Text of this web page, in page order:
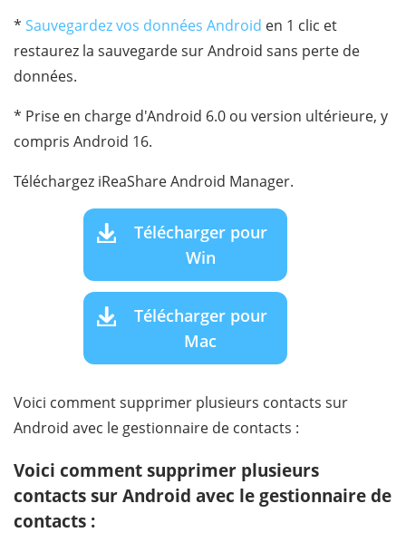
* Sauvegardez vos données Android en 1 clic et
restaurez la sauvegarde sur Android sans perte de
données.
* Prise en charge d'Android 6.0 ou version ultérieure, y
compris Android 16.
Téléchargez iReaShare Android Manager.
Télécharger pour
Win
Télécharger pour
Mac
Voici comment supprimer plusieurs contacts sur
Android avec le gestionnaire de contacts :
Voici comment supprimer plusieurs
contacts sur Android avec le gestionnaire de
contacts :